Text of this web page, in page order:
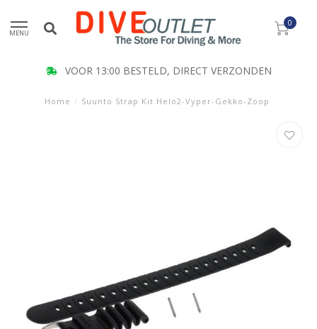
MENU
0
VOOR 13:00 BESTELD, DIRECT VERZONDEN
Home / Suunto Strap Kit Helo2-Vyper-Gekko-Zoop